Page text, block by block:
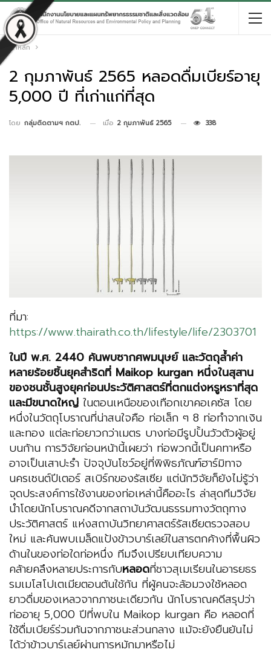
หน้าหลัก
2 กุมภาพันธ์ 2565 หลอดดื่มเบียร์อายุ
5,000 ปี ที่เก่าแก่ที่สุด
โดย กลุ่มติดตามฯ กตป. เมื่อ 2 กุมภาพันธ์ 2565 338
ที่มา:
https://www.thairath.co.th/lifestyle/life/2303701
ในปี พ.ศ. 2440 ค้นพบซากศพมนุษย์ และวัตถุล้ำค่า
หลายร้อยชิ้นยุคสำริดที่ Maikop kurgan หนึ่งในสุสาน
ของชนชั้นสูงยุคก่อนประวัติศาสตร์ที่ตกแต่งหรูหราที่สุด
และมีขนาดใหญ่ ในตอนเหนือของเทือกเขาคอเคซัส โดย
หนึ่งในวัตถุโบราณที่น่าสนใจคือ ท่อเล็ก ๆ 8 ท่อทำจากเงิน
และทอง แต่ละท่อยาวกว่าเมตร บางท่อมีรูปปั้นวัวตัวผู้อยู่
บนก้าน การวิจัยก่อนหน้านี้เผยว่า ท่อพวกนี้เป็นคทาหรือ
อาจเป็นเสาปะรำ ปัจจุบันโชว์อยู่ที่พิพิธภัณฑ์ฮาร์มิทาจ
นครเซนต์ปีเตอร์ สเบิร์กของรัสเซีย แต่นักวิจัยก็ยังไม่รู้ว่า
จุดประสงค์การใช้งานของท่อเหล่านี้คืออะไร ล่าสุดทีมวิจัย
นำโดยนักโบราณคดีจากสถาบันวัฒนธรรมทางวัตถุทาง
ประวัติศาสตร์ แห่งสถาบันวิทยาศาสตร์รัสเซียตรวจสอบ
ใหม่ และค้นพบเมล็ดแป้งข้าวบาร์เลย์ในสารตกค้างที่พื้นผิว
ด้านในของท่อใดท่อหนึ่ง ทีมจึงเปรียบเทียบความ
คล้ายคลึงหลายประการกับหลอดที่ชาวสุเมเรียนในอารยธร
รมเมโสโปเตเมียตอนต้นใช้กัน ที่ผู้คนจะล้อมวงใช้หลอด
ยาวดื่มของเหลวจากภาชนะเดียวกัน นักโบราณคดีสรุปว่า
ท่ออายุ 5,000 ปีที่พบใน Maikop kurgan คือ หลอดที่
ใช้ดื่มเบียร์ร่วมกันจากภาชนะส่วนกลาง แม้จะยังยืนยันไม่
ได้ว่าข้าวบาร์เลย์ผ่านการหมักมาหรือไม่